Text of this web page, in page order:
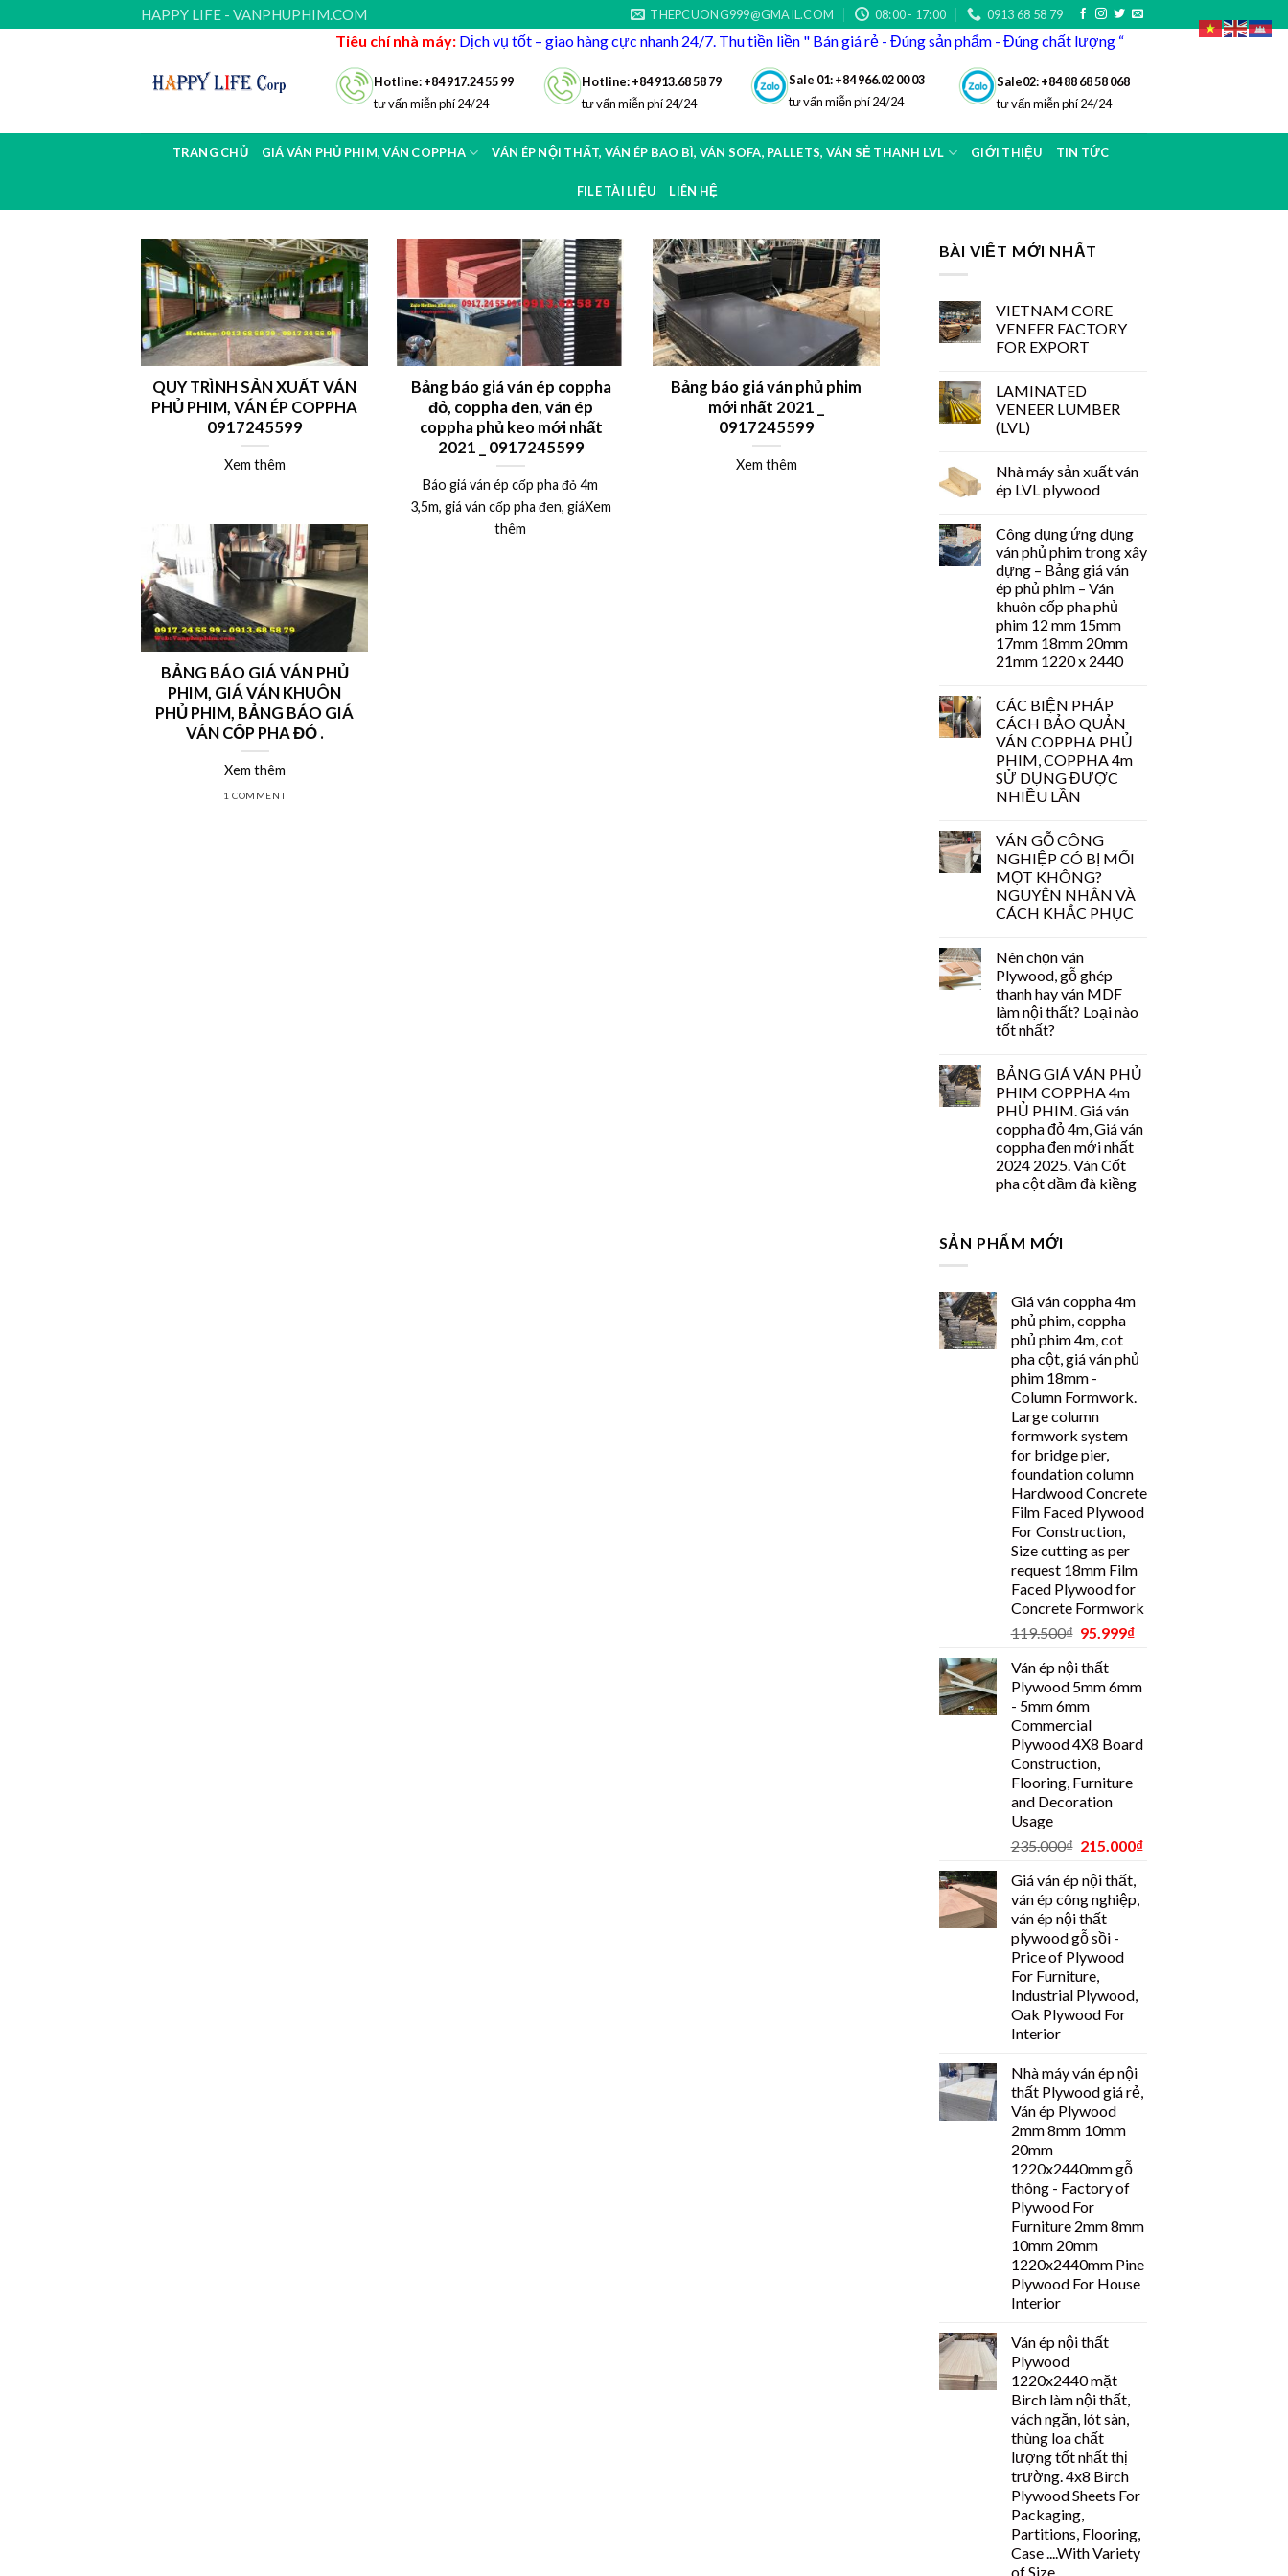
to
HAPPY LIFE - VANPHUPHIM.COM THEPCUONG999@GMAIL.COM 08:00 - 17:00 0913 68 58 79
Tiêu chí nhà máy: Dịch vụ tốt – giao hàng cực nhanh 24/7. Thu tiền liền " Bán giá rẻ - Đúng sản phẩm - Đúng chất lượng “
Hotline: +84 917.24 55 99
tư vấn miễn phí 24/24
Hotline: +84 913.68 58 79
tư vấn miễn phí 24/24
Sale 01: +84966.02 00 03
tư vấn miễn phí 24/24
Sale02: +84 88 68 58 068
tư vấn miễn phí 24/24
TRANG CHỦ GIÁ VÁN PHỦ PHIM, VÁN COPPHA VÁN ÉP NỘI THẤT, VÁN ÉP BAO BÌ, VÁN SOFA, PALLETS, VÁN SẺ THANH LVL GIỚI THIỆU TIN TỨC
FILE TÀI LIỆU LIÊN HỆ
QUY TRÌNH SẢN XUẤT VÁN
PHỦ PHIM, VÁN ÉP COPPHA
0917245599
Xem thêm
Bảng báo giá ván ép coppha
đỏ, coppha đen, ván ép
coppha phủ keo mới nhất
2021 _ 0917245599
Báo giá ván ép cốp pha đỏ 4m
3,5m, giá ván cốp pha đen, giáXem
thêm
Bảng báo giá ván phủ phim
mới nhất 2021 _
0917245599
Xem thêm
BẢNG BÁO GIÁ VÁN PHỦ
PHIM, GIÁ VÁN KHUÔN
PHỦ PHIM, BẢNG BÁO GIÁ
VÁN CỐP PHA ĐỎ .
Xem thêm
1 COMMENT
BÀI VIẾT MỚI NHẤT
VIETNAM CORE
VENEER FACTORY
FOR EXPORT
LAMINATED
VENEER LUMBER
(LVL)
Nhà máy sản xuất ván
ép LVL plywood
Công dụng ứng dụng
ván phủ phim trong xây
dựng – Bảng giá ván
ép phủ phim – Ván
khuôn cốp pha phủ
phim 12 mm 15mm
17mm 18mm 20mm
21mm 1220 x 2440
CÁC BIỆN PHÁP
CÁCH BẢO QUẢN
VÁN COPPHA PHỦ
PHIM, COPPHA 4m
SỬ DỤNG ĐƯỢC
NHIỀU LẦN
VÁN GỖ CÔNG
NGHIỆP CÓ BỊ MỐI
MỌT KHÔNG?
NGUYÊN NHÂN VÀ
CÁCH KHẮC PHỤC
Nên chọn ván
Plywood, gỗ ghép
thanh hay ván MDF
làm nội thất? Loại nào
tốt nhất?
BẢNG GIÁ VÁN PHỦ
PHIM COPPHA 4m
PHỦ PHIM. Giá ván
coppha đỏ 4m, Giá ván
coppha đen mới nhất
2024 2025. Ván Cốt
pha cột dầm đà kiềng
SẢN PHẨM MỚI
Giá ván coppha 4m
phủ phim, coppha
phủ phim 4m, cot
pha cột, giá ván phủ
phim 18mm -
Column Formwork.
Large column
formwork system
for bridge pier,
foundation column
Hardwood Concrete
Film Faced Plywood
For Construction,
Size cutting as per
request 18mm Film
Faced Plywood for
Concrete Formwork
119.500₫ 95.999₫
Ván ép nội thất
Plywood 5mm 6mm
- 5mm 6mm
Commercial
Plywood 4X8 Board
Construction,
Flooring, Furniture
and Decoration
Usage
235.000₫ 215.000₫
Giá ván ép nội thất,
ván ép công nghiệp,
ván ép nội thất
plywood gỗ sồi -
Price of Plywood
For Furniture,
Industrial Plywood,
Oak Plywood For
Interior
Nhà máy ván ép nội
thất Plywood giá rẻ,
Ván ép Plywood
2mm 8mm 10mm
20mm
1220x2440mm gỗ
thông - Factory of
Plywood For
Furniture 2mm 8mm
10mm 20mm
1220x2440mm Pine
Plywood For House
Interior
Ván ép nội thất
Plywood
1220x2440 mặt
Birch làm nội thất,
vách ngăn, lót sàn,
thùng loa chất
lượng tốt nhất thị
trường. 4x8 Birch
Plywood Sheets For
Packaging,
Partitions, Flooring,
Case ....With Variety
of Size